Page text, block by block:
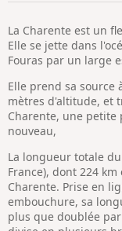
La Charente est un
Elle se jette dans
Fouras par un large
Elle prend sa source
mètres d'altitude, et
Charente, une petite
nouveau,
La longueur totale
France), dont 224
Charente. Prise en
embouchure, sa
plus que doublée